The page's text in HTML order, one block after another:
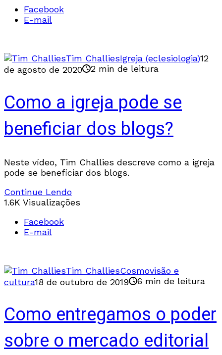
Facebook
E-mail
Tim ChalliesIgreja (eclesiologia)12
de agosto de 2020
2 min de leitura
Como a igreja pode se
beneficiar dos blogs?
Neste vídeo, Tim Challies descreve como a igreja
pode se beneficiar dos blogs.
Continue Lendo
1.6K Visualizações
Facebook
E-mail
Tim ChalliesCosmovisão e
cultura18 de outubro de 2019 6 min de leitura
Como entregamos o poder
sobre o mercado editorial